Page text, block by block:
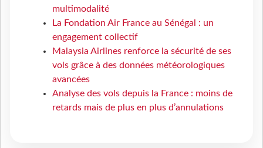
multimodalité
La Fondation Air France au Sénégal : un
engagement collectif
Malaysia Airlines renforce la sécurité de ses
vols grâce à des données météorologiques
avancées
Analyse des vols depuis la France : moins de
retards mais de plus en plus d’annulations